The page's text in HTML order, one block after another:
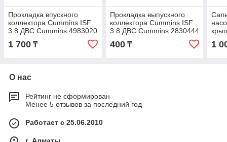
Прокладка впускного
коллектора Cummins ISF
3.8 ДВС Cummins 4983020
1 700 ₸
Прокладка выпускного
коллектора Cummins ISF
3.8 ДВС Cummins 2830444
400₸ 1
О нас
Рейтинг не сформирован
Менее 5 отзывов за последний год
Работает с 25.06.2010